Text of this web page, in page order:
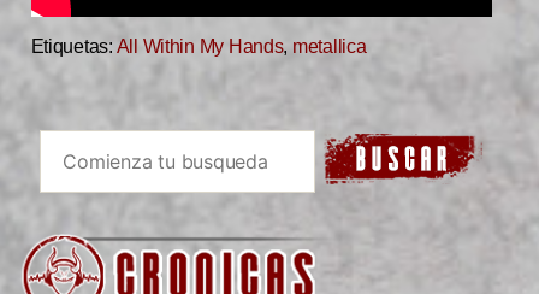
Etiquetas: All Within My Hands, metallica